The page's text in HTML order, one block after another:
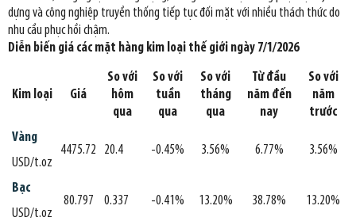
dựng và công nghiệp truyền thống tiếp tục đối mặt với nhiều thách thức do
nhu cầu phục hồi chậm.
Diễn biến giá các mặt hàng kim loại thế giới ngày 7/1/2026
Kim loại Giá
So với
hôm
qua
So với
tuần
qua
So với
tháng
qua
Từ đầu
năm đến
nay
So với
năm
trước
Vàng
USD/t.oz
4475.72 20.4 -0.45% 3.56% 6.77% 3.56%
Bạc
USD/t.oz
80.797 0.337 -0.41% 13.20% 38.78% 13.20%